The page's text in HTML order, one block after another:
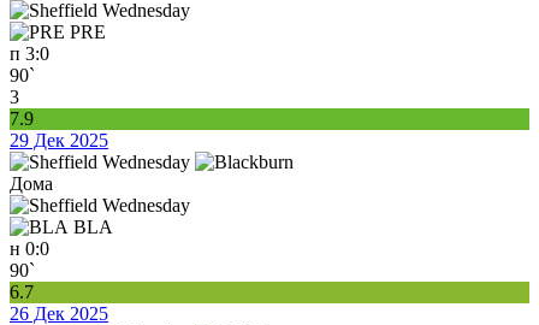
PRE
п 3:0
90`
3
7.9
29 Дек 2025
Дома
BLA
н 0:0
90`
6.7
26 Дек 2025